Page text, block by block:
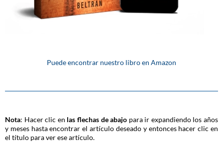
Puede encontrar nuestro libro en Amazon
Nota: Hacer clic en las flechas de abajo para ir expandiendo los años
y meses hasta encontrar el artículo deseado y entonces hacer clic en
el título para ver ese artículo.